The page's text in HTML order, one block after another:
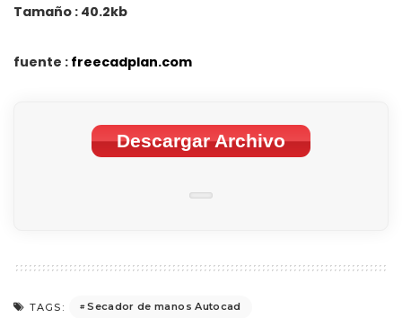
Tamaño : 40.2kb
fuente : freecadplan.com
Descargar Archivo
TAGS: Secador de manos Autocad